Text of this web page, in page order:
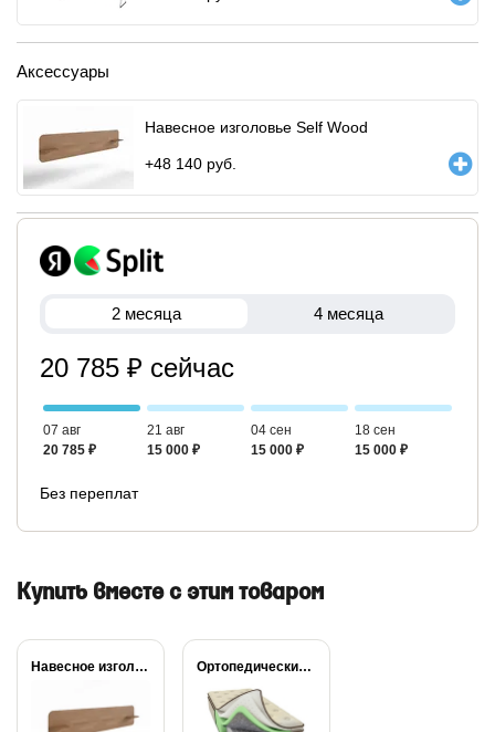
Аксессуары
Навесное изголовье Self Wood
+48 140 руб.
2 месяца 4 месяца
20 785 ₽ сейчас
07 авг
20 785 ₽
21 авг
15 000 ₽
04 сен
15 000 ₽
18 сен
15 000 ₽
Без переплат
Купить вместе с этим товаром
Навесное изголовье Self... Ортопедический матрас Райтон...